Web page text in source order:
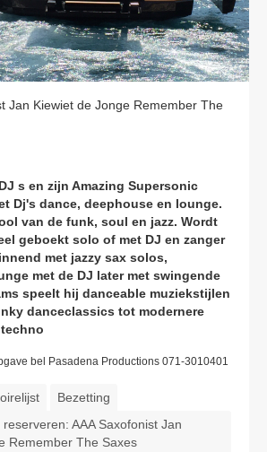
Jan Kiewiet de Jonge Remember The
s en zijn Amazing Supersonic
Dj's dance, deephouse en lounge.
van de funk, soul en jazz. Wordt
geboekt solo of met DJ en zanger
met jazzy sax solos,
met de DJ later met swingende
speelt hij danceable muziekstijlen
danceclassics tot modernere
bel Pasadena Productions 071-3010401
Bezetting
AAA Saxofonist Jan
Remember The Saxes